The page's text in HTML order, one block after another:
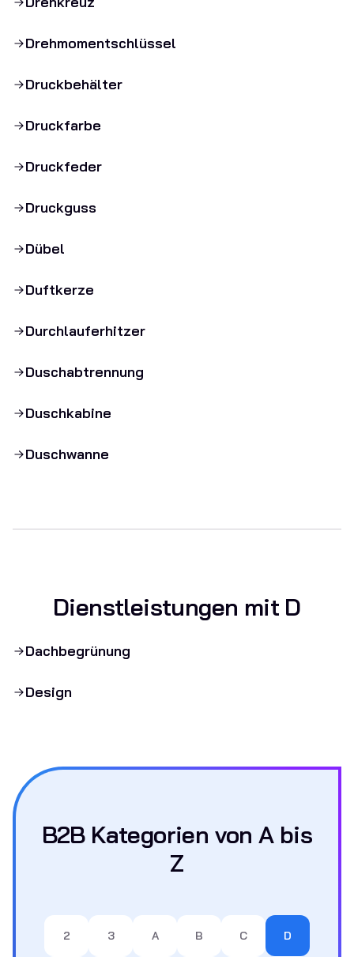
Drehmomentschlüssel
Druckbehälter
Druckfarbe
Druckfeder
Druckguss
Dübel
Duftkerze
Durchlauferhitzer
Duschabtrennung
Duschkabine
Duschwanne
Dienstleistungen mit D
Dachbegrünung
Design
B2B Kategorien von A bis
Z
2 3 A B C D